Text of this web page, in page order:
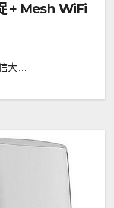
+ Mesh WiFi
大…